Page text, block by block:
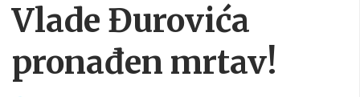
Vlade Đurovića
pronađen mrtav!